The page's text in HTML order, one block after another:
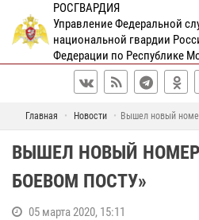
РОСГВАРДИЯ
Управление Федеральной
национальной гвардии
Федерации по Республике
Главная Новости Вышел новый
ВЫШЕЛ НОВЫЙ
БОЕВОМ ПОСТУ»
05 марта 2020, 15:11